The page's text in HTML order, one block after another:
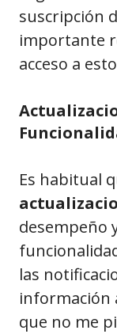
suscripción
importante
acceso a
Es habitual
desempeño
las
información
que no me